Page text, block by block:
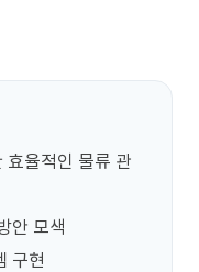
효율적인 물류 관
안 모색
구현